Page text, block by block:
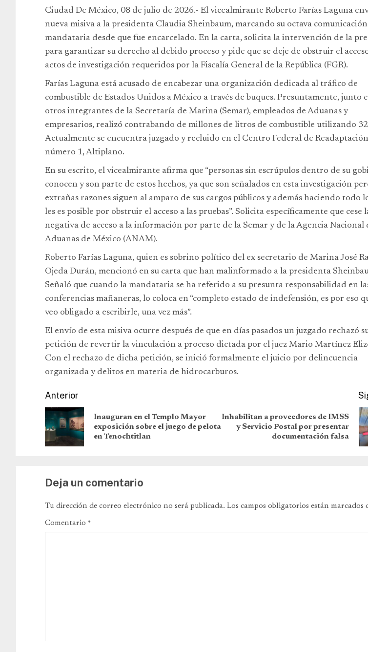
Ciudad De México, 08 de julio de 2026.- El vicealmirante Roberto Farías Laguna
nueva misiva a la presidenta Claudia Sheinbaum, marcando su octava
mandataria desde que fue encarcelado. En la carta, solicita la intervención de la
para garantizar su derecho al debido proceso y pide que se deje de obstruir el
actos de investigación requeridos por la Fiscalía General de la República (FGR).
Farías Laguna está acusado de encabezar una organización dedicada al tráfico de
combustible de Estados Unidos a México a través de buques. Presuntamente, junto
otros integrantes de la Secretaría de Marina (Semar), empleados de Aduanas y
empresarios, realizó contrabando de millones de litros de combustible utilizando 32
Actualmente se encuentra juzgado y recluido en el Centro Federal de
número 1, Altiplano.
En su escrito, el vicealmirante afirma que “personas sin escrúpulos dentro de su
conocen y son parte de estos hechos, ya que son señalados en esta investigación
extrañas razones siguen al amparo de sus cargos públicos y además haciendo todo
les es posible por obstruir el acceso a las pruebas”. Solicita específicamente que cese
negativa de acceso a la información por parte de la Semar y de la Agencia Nacional
Aduanas de México (ANAM).
Roberto Farías Laguna, quien es sobrino político del ex secretario de Marina José
Ojeda Durán, mencionó en su carta que han malinformado a la presidenta
Señaló que cuando la mandataria se ha referido a su presunta responsabilidad en
conferencias mañaneras, lo coloca en “completo estado de indefensión, es por eso
veo obligado a escribirle, una vez más”.
El envío de esta misiva ocurre después de que en días pasados un juzgado rechazó
petición de revertir la vinculación a proceso dictada por el juez Mario Martínez
Con el rechazo de dicha petición, se inició formalmente el juicio por delincuencia
organizada y delitos en materia de hidrocarburos.
Anterior
Inauguran en el Templo Mayor
exposición sobre el juego de pelota
en Tenochtitlan
Inhabilitan a proveedores de IMSS
y Servicio Postal por presentar
documentación falsa
Deja un comentario
Tu dirección de correo electrónico no será publicada. Los campos obligatorios están marcados
Comentario *